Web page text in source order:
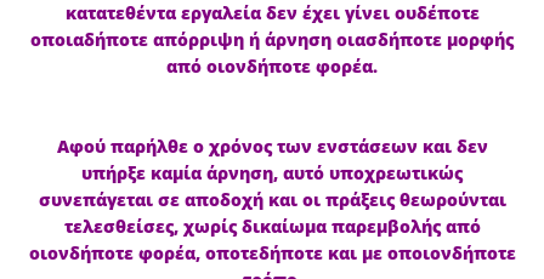
κατατεθέντα εργαλεία δεν έχει γίνει ουδέποτε
οποιαδήποτε απόρριψη ή άρνηση οιασδήποτε μορφής
από οιονδήποτε φορέα.
Αφού παρήλθε ο χρόνος των ενστάσεων και δεν
υπήρξε καμία άρνηση, αυτό υποχρεωτικώς
συνεπάγεται σε αποδοχή και οι πράξεις θεωρούνται
τελεσθείσες, χωρίς δικαίωμα παρεμβολής από
οιονδήποτε φορέα, οποτεδήποτε και με οποιονδήποτε